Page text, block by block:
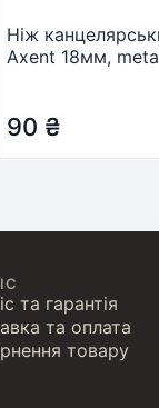
Ніж
Axent 18мм,
90 ₴
та гарантія
та оплата
товару